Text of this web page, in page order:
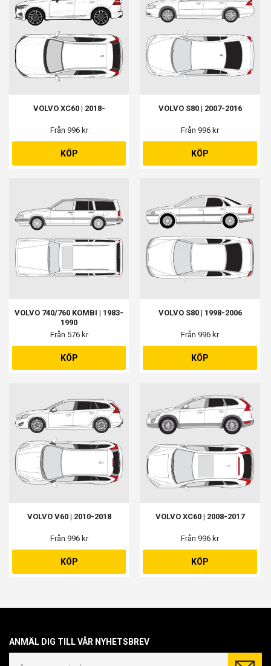
VOLVO XC60 | 2018-
Från 996 kr
KÖP
VOLVO S80 | 2007-2016
Från 996 kr
KÖP
VOLVO 740/760 KOMBI | 1983-
1990
Från 576 kr
KÖP
VOLVO S80 | 1998-2006
Från 996 kr
KÖP
VOLVO V60 | 2010-2018
Från 996 kr
KÖP
VOLVO XC60 | 2008-2017
Från 996 kr
KÖP
ANMÄL DIG TILL VÅR NYHETSBREV